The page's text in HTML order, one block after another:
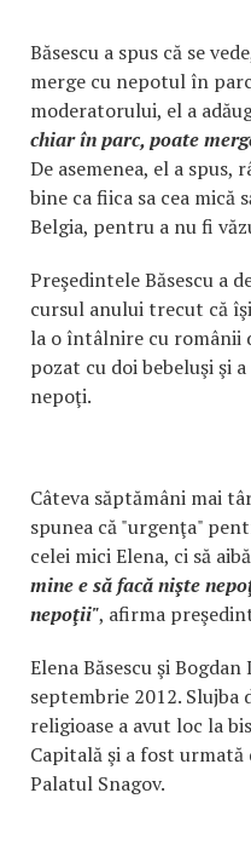
Băsescu a spus că se
merge cu nepotul în
moderatorului, el a
chiar în parc, poate
De asemenea, el a spus,
bine ca fiica sa cea mică
Belgia, pentru a nu fi
Preşedintele Băsescu a
cursul anului trecut că
la o întâlnire cu românii
pozat cu doi bebeluşi şi
nepoţi.
Câteva săptămâni mai
spunea că "urgenţa"
celei mici Elena, ci să
mine e să facă nişte
nepoţii", afirma
Elena Băsescu şi
septembrie 2012. Slujba
religioase a avut loc la
Capitală şi a fost
Palatul Snagov.